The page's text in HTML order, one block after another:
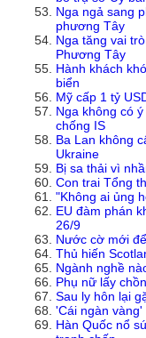
Nga ngả sang
phương Tây
Nga tăng vai
Phương Tây
Hành khách
biển
Mỹ cấp 1 tỷ
Nga không có
chống IS
Ba Lan không
Ukraine
Bị sa thải vì
Con trai Tổng
"Không ai ủng
EU đàm phán
26/9
Nước cờ mới
Thủ hiến
Ngành nghề
Phụ nữ lấy
Sau ly hôn lại
'Cái ngàn
Hàn Quốc nổ